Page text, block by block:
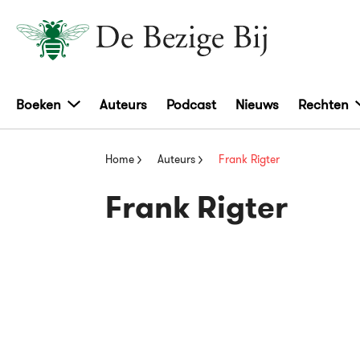
Boeken Auteurs Podcast Nieuws Rechten
Home Auteurs Frank Rigter
Frank Rigter